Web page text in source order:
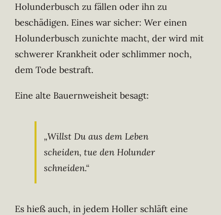
Holunderbusch zu fällen oder ihn zu
beschädigen. Eines war sicher: Wer einen
Holunderbusch zunichte macht, der wird mit
schwerer Krankheit oder schlimmer noch,
dem Tode bestraft.
Eine alte Bauernweisheit besagt:
„Willst Du aus dem Leben
scheiden, tue den Holunder
schneiden.“
Es hieß auch, in jedem Holler schläft eine